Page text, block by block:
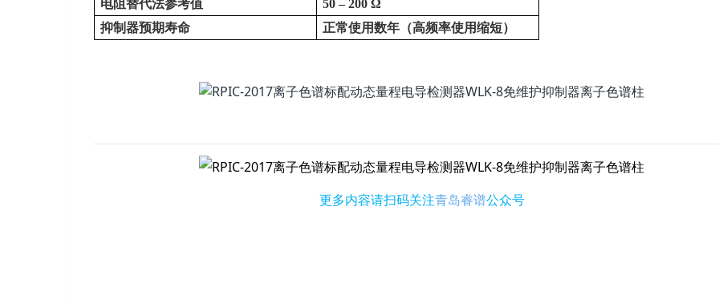
电阻替代法参考值
50 – 200 Ω
抑制器预期寿命
正常使用数年（高频率使用缩短）
更多内容请扫码关注青岛睿谱公众号